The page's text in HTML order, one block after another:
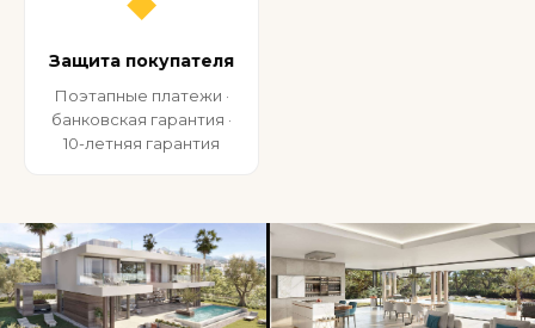
Защита покупателя
Поэтапные платежи ·
банковская гарантия ·
10-летняя гарантия